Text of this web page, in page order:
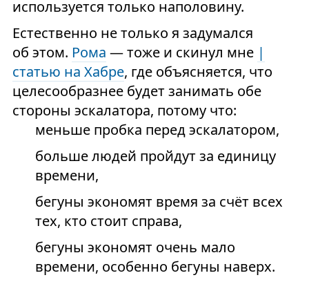
используется только наполовину.
Естественно не только я задумался
об этом. Рома — тоже и скинул мне |
статью на Хабре, где объясняется, что
целесообразнее будет занимать обе
стороны эскалатора, потому что:
меньше пробка перед эскалатором,
больше людей пройдут за единицу
времени,
бегуны экономят время за счёт всех
тех, кто стоит справа,
бегуны экономят очень мало
времени, особенно бегуны наверх.